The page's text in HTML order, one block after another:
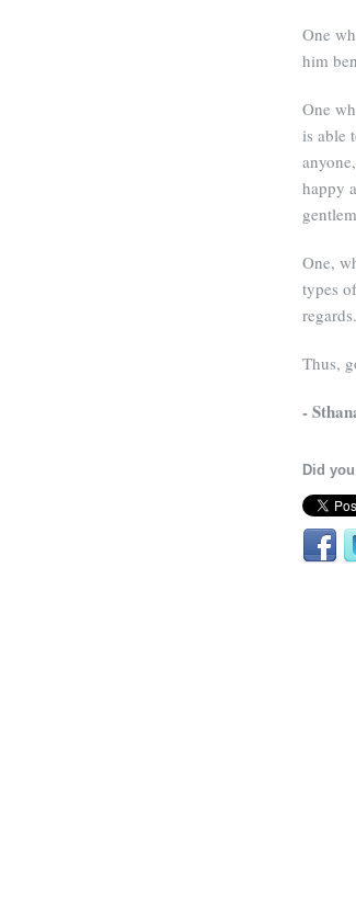
One
him
One
is able
happy
One,
types
regards.
Thus,
-
Did